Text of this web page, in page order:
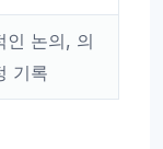
인 논의, 의
기록